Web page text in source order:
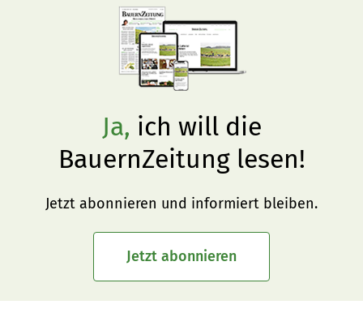
Ja, ich will die
BauernZeitung lesen!
Jetzt abonnieren und informiert bleiben.
Jetzt abonnieren